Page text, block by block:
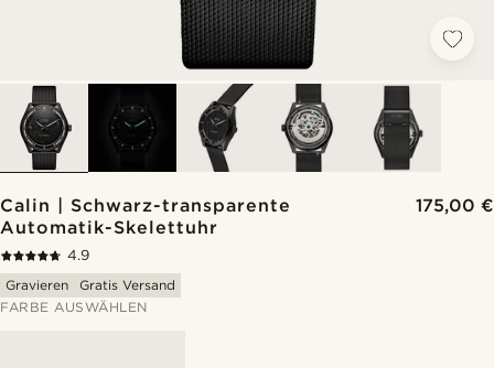
Calin | Schwarz-transparente
Automatik-Skelettuhr
175,00 €
4.9
Gravieren
Gratis Versand
FARBE AUSWÄHLEN